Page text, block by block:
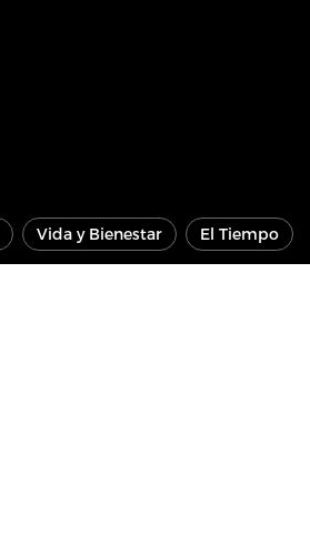
Vida y Bienestar El Tiempo